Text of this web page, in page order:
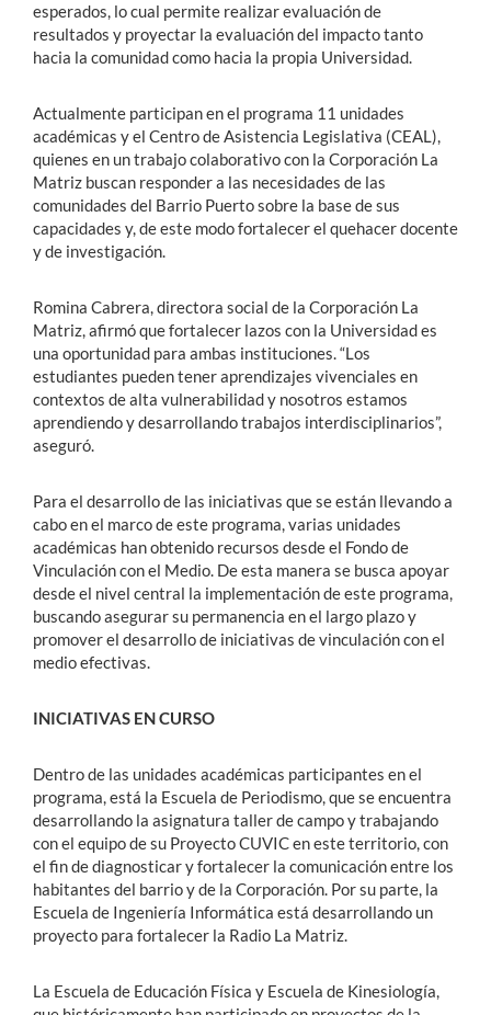
esperados, lo cual permite realizar evaluación de
resultados y proyectar la evaluación del impacto tanto
hacia la comunidad como hacia la propia Universidad.
Actualmente participan en el programa 11 unidades
académicas y el Centro de Asistencia Legislativa (CEAL),
quienes en un trabajo colaborativo con la Corporación La
Matriz buscan responder a las necesidades de las
comunidades del Barrio Puerto sobre la base de sus
capacidades y, de este modo fortalecer el quehacer docente
y de investigación.
Romina Cabrera, directora social de la Corporación La
Matriz, afirmó que fortalecer lazos con la Universidad es
una oportunidad para ambas instituciones. “Los
estudiantes pueden tener aprendizajes vivenciales en
contextos de alta vulnerabilidad y nosotros estamos
aprendiendo y desarrollando trabajos interdisciplinarios”,
aseguró.
Para el desarrollo de las iniciativas que se están llevando a
cabo en el marco de este programa, varias unidades
académicas han obtenido recursos desde el Fondo de
Vinculación con el Medio. De esta manera se busca apoyar
desde el nivel central la implementación de este programa,
buscando asegurar su permanencia en el largo plazo y
promover el desarrollo de iniciativas de vinculación con el
medio efectivas.
INICIATIVAS EN CURSO
Dentro de las unidades académicas participantes en el
programa, está la Escuela de Periodismo, que se encuentra
desarrollando la asignatura taller de campo y trabajando
con el equipo de su Proyecto CUVIC en este territorio, con
el fin de diagnosticar y fortalecer la comunicación entre los
habitantes del barrio y de la Corporación. Por su parte, la
Escuela de Ingeniería Informática está desarrollando un
proyecto para fortalecer la Radio La Matriz.
La Escuela de Educación Física y Escuela de Kinesiología,